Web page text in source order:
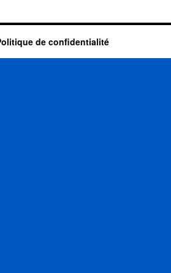
de confidentialité